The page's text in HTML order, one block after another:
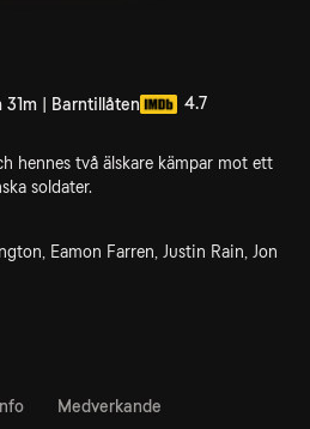
31m | Barntillåten 4.7
hennes två älskare kämpar mot ett
soldater.
Eamon Farren, Justin Rain, Jon
Medverkande